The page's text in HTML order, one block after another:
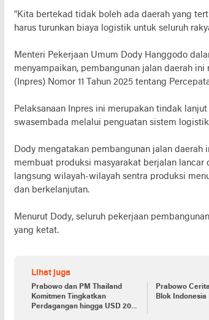
"Kita bertekad tidak boleh ada daerah yang
harus turunkan biaya logistik untuk seluruh
Menteri Pekerjaan Umum Dody Hanggodo
menyampaikan, pembangunan jalan daerah
(Inpres) Nomor 11 Tahun 2025 tentang
Pelaksanaan Inpres ini merupakan tindak
swasembada melalui penguatan sistem
Dody mengatakan pembangunan jalan daerah
membuat produksi masyarakat berjalan
langsung wilayah-wilayah sentra produksi
dan berkelanjutan.
Menurut Dody, seluruh pekerjaan
yang ketat.
Lihat juga
Prabowo dan PM Thailand
Komitmen Tingkatkan
Perdagangan hingga USD 20
Prabowo
Blok Indonesia